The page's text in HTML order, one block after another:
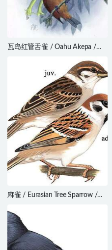
瓦岛红管舌雀 / Oahu Akepa /
麻雀 / Eurasian Tree Sparrow /